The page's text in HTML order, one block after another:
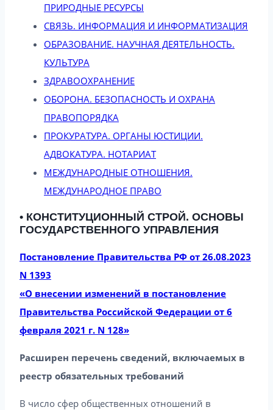
ПРИРОДНЫЕ РЕСУРСЫ
СВЯЗЬ. ИНФОРМАЦИЯ И ИНФОРМАТИЗАЦИЯ
ОБРАЗОВАНИЕ. НАУЧНАЯ ДЕЯТЕЛЬНОСТЬ.
КУЛЬТУРА
ЗДРАВООХРАНЕНИЕ
ОБОРОНА. БЕЗОПАСНОСТЬ И ОХРАНА
ПРАВОПОРЯДКА
ПРОКУРАТУРА. ОРГАНЫ ЮСТИЦИИ.
АДВОКАТУРА. НОТАРИАТ
МЕЖДУНАРОДНЫЕ ОТНОШЕНИЯ.
МЕЖДУНАРОДНОЕ ПРАВО
• КОНСТИТУЦИОННЫЙ СТРОЙ. ОСНОВЫ
ГОСУДАРСТВЕННОГО УПРАВЛЕНИЯ
Постановление Правительства РФ от 26.08.2023
N 1393
«О внесении изменений в постановление
Правительства Российской Федерации от 6
февраля 2021 г. N 128»
Расширен перечень сведений, включаемых в
реестр обязательных требований
В число сфер общественных отношений в